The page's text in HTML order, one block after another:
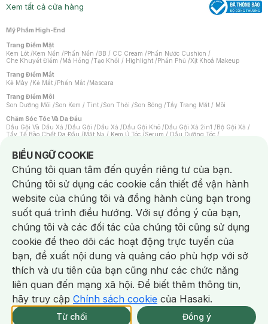
Giao Nhanh Miễn Phí 2H.
tại 337 Chi Nhánh (Trễ tặng 100K)
Xem tất cả cửa hàng
Mỹ Phẩm High-End
Trang Điểm Mặt
Kem Lót /Kem Nền /Phấn Nền /BB / CC Cream /Phấn Nước Cushion /
Che Khuyết Điểm /Má Hồng /Tạo Khối / Highlight /Phấn Phủ /Xịt Khoá Makeup
Trang Điểm Mắt
Kẻ Mày /Kẻ Mắt /Phấn Mắt /Mascara
Trang Điểm Môi
Son Dưỡng Môi /Son Kem / Tint /Son Thỏi /Son Bóng /Tẩy Trang Mắt / Môi
Chăm Sóc Tóc Và Da Đầu
Dầu Gội Và Dầu Xả /Dầu Gội /Dầu Xả /Dầu Gội Khô /Dầu Gội Xả 2in1 /Bộ Gội Xả /
Tẩy Tế Bào Chết Da Đầu /Mặt Nạ / Kem Ủ Tóc /Serum / Dầu Dưỡng Tóc /
Máy Sấy Tóc
Lược
Kem Tẩy Lông/Dụng Cụ Tẩy Lông
Nước Hoa
Nước Hoa Nam Nước Hoa Cao Cấp Xịt Thơm Toàn Thân
Nước Hoa Vùng Kín
Chăm Sóc Cá Nhân
Chống Muỗi
Khẩu Trang Máy Massage Mặt Nạ Xông Hơi/Nước Rửa Tay
Sản Phẩm Chăm Sóc Khác/ Bàn Chải Đánh Răng /Bàn Chải Điện/
Hỗ Trợ Trắng Răng / Kem Đánh Răng Máy Tăm Nước Nước Súc Miệng
Tăm / Chỉ Nha Khoa /Xịt Thơm Miệng / Dung Dịch Vệ Sinh/Dưỡng Vùng Kín/
Khăn Ướt Vệ Sinh Vùng Kín
/Băng Vệ Sinh Tampon Bọt Cạo Râu Dao Cạo Râu/
Máy Cạo Râu
Vấn Đề Về Da
Da Dầu / Lỗ Chân Lông To
Da Khô / Mất Nước /Da Lão Hóa / Da Mụn/
Da Nhạy Cảm / Kích Ứng/Da Xỉn Màu/Thâm / Nám / Tàn Nhang/
Quầng Thâm & Bọng Mắt/ Sẹo
Viêm Da Cơ Địa
Dụng Cụ / Phụ Kiện Chăm Sóc Da
/Khăn Lau Mặt Khô Dụng Cụ / Máy Rửa Mặt/Máy Chăm Sóc Da
BIỂU NGỮ COOKIE
Notice about cookies usage
Chúng tôi quan tâm đến quyền riêng tư của bạn.
Chúng tôi sử dụng các cookie cần thiết để vận hành
website của chúng tôi và đồng hành cùng bạn trong
suốt quá trình điều hướng. Với sự đồng ý của bạn,
chúng tôi và các đối tác của chúng tôi cũng sử dụng
cookie để theo dõi các hoạt động trực tuyến của
bạn, đề xuất nội dung và quảng cáo phù hợp với sở
thích và ưu tiên của bạn cũng như các chức năng
liên quan đến mạng xã hội. Để biết thêm thông tin,
hãy truy cập Chính sách cookie của Hasaki.
Từ chối Đồng ý